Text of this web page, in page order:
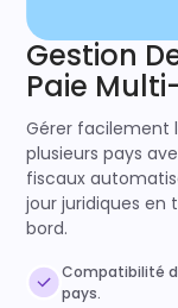
Gestion
Paie
Gérer facilement
plusieurs pays
fiscaux
jour juridiques en
bord.
Compatibilité
pays.